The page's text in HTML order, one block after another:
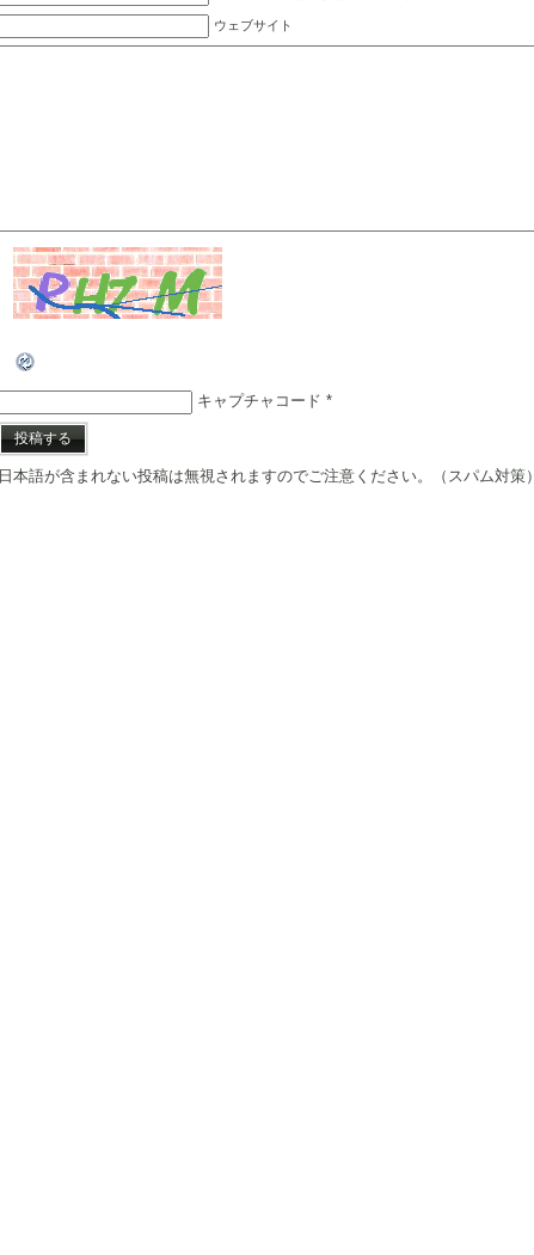
ウェブサイト
キャプチャコード *
日本語が含まれない投稿は無視されますのでご注意ください。（スパム対策）